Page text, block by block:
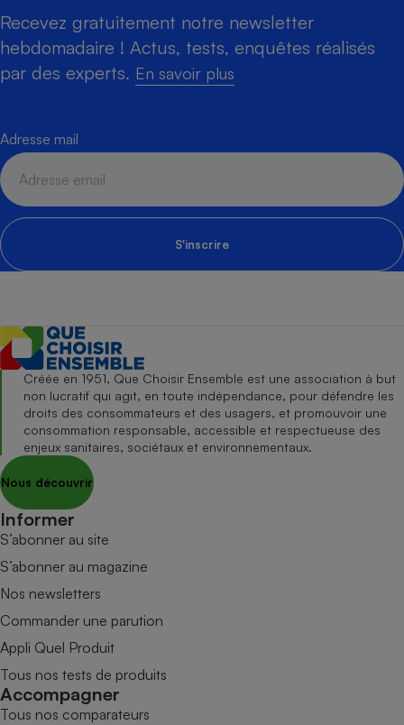
Recevez gratuitement notre newsletter
hebdomadaire ! Actus, tests, enquêtes réalisés
par des experts. En savoir plus
Adresse mail
S'inscrire
Créée en 1951, Que Choisir Ensemble est une association à but
non lucratif qui agit, en toute indépendance, pour défendre les
droits des consommateurs et des usagers, et promouvoir une
consommation responsable, accessible et respectueuse des
enjeux sanitaires, sociétaux et environnementaux.
Nous découvrir
Informer
S’abonner au site
S’abonner au magazine
Nos newsletters
Commander une parution
Appli Quel Produit
Tous nos tests de produits
Accompagner
Tous nos comparateurs